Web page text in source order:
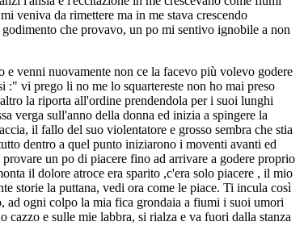
veniva da rimettere ma in me stava crescendo
che provavo, un po mi sentivo ignobile a non
venni nuovamente non ce la facevo più volevo godere
vi prego li no me lo squartereste non ho mai preso
la riporta all'ordine prendendola per i suoi lunghi
verga sull'anno della donna ed inizia a spingere la
il fallo del suo violentatore e grosso sembra che stia
dentro a quel punto iniziarono i moventi avanti ed
un po di piacere fino ad arrivare a godere proprio
il dolore atroce era sparito ,c'era solo piacere , il mio
storie la puttana, vedi ora come le piace. Ti incula così
ad ogni colpo la mia fica grondaia a fiumi i suoi umori
e sulle mie labbra, si rialza e va fuori dalla stanza